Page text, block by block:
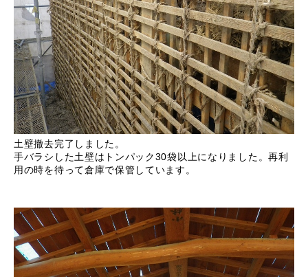
土壁撤去完了しました。
手バラシした土壁はトンパック30袋以上になりました。再利
用の時を待って倉庫で保管しています。